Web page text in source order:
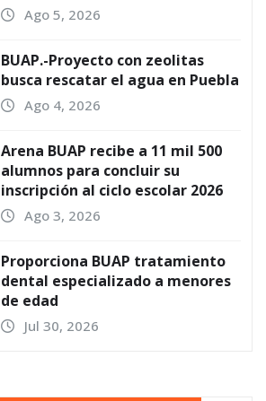
Ago 5, 2026
BUAP.-Proyecto con zeolitas
busca rescatar el agua en Puebla
Ago 4, 2026
Arena BUAP recibe a 11 mil 500
alumnos para concluir su
inscripción al ciclo escolar 2026
Ago 3, 2026
Proporciona BUAP tratamiento
dental especializado a menores
de edad
Jul 30, 2026